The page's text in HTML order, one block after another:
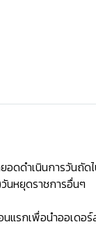
ดดำเนินการวันถัดไ
นหยุดราชการอื่นๆ
แรกเพื่อนำออเด